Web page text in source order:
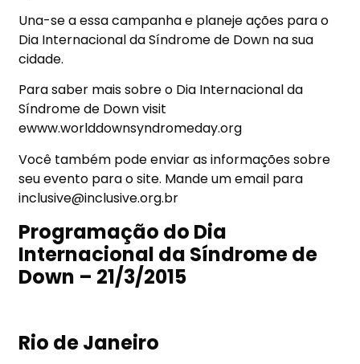
Una-se a essa campanha e planeje ações para o
Dia Internacional da Síndrome de Down na sua
cidade.
Para saber mais sobre o Dia Internacional da
Síndrome de Down visit
ewww.worlddownsyndromeday.org
Você também pode enviar as informações sobre
seu evento para o site. Mande um email para
inclusive@inclusive.org.br
Programação do Dia
Internacional da Síndrome de
Down – 21/3/2015
Rio de Janeiro